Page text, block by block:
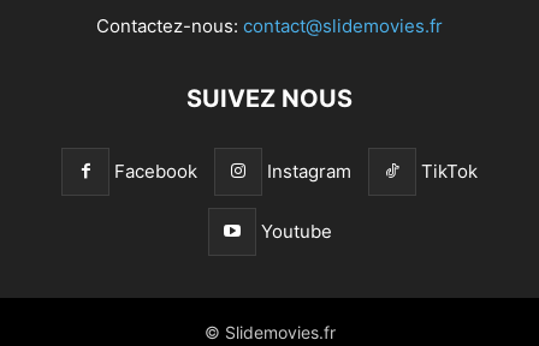
Contactez-nous: contact@slidemovies.fr
SUIVEZ NOUS
Facebook Instagram TikTok
Youtube
© Slidemovies.fr